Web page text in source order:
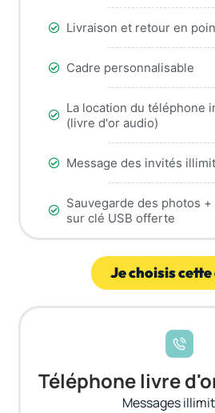
Livraison et retour en
Cadre personnalisable
La location du téléphone
(livre d'or audio)
Message des invités
Sauvegarde des photos
sur clé USB offerte
Je choisis
Téléphone livre
Messages